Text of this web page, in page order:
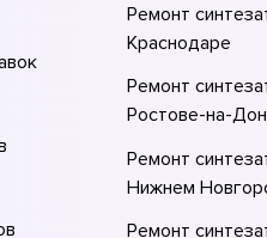
Ремонт
Краснодаре
Ремонт
Ростове-на-
Ремонт
Нижнем
Ремонт